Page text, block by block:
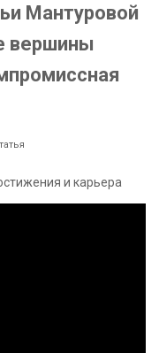
Мантуровой
вершины